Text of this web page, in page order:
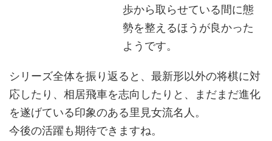
歩から取らせている間に態
勢を整えるほうが良かった
ようです。
シリーズ全体を振り返ると、最新形以外の将棋に対
応したり、相居飛車を志向したりと、まだまだ進化
を遂げている印象のある里見女流名人。
今後の活躍も期待できますね。